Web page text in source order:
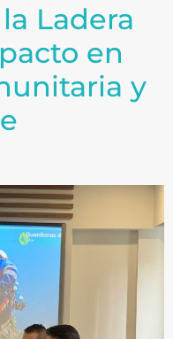
Ladera
en
y